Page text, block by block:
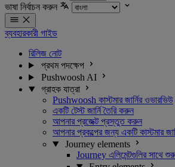
ভাষা নির্বাচন করুন
ব্যবহারকারী গাইড
রিলিজ নোট
প্রথম পদক্ষেপ
Pushwoosh AI
গ্রাহক যাত্রা
Pushwoosh কাস্টমার জার্নির ওভারভিউ
একটি টেস্ট জার্নি তৈরি করুন
আপনার প্রজেক্ট প্রস্তুত করুন
আপনার প্রকল্পের জন্য একটি কাস্টমার
Journey elements
Journey এলিমেন্টগুলির সাথে